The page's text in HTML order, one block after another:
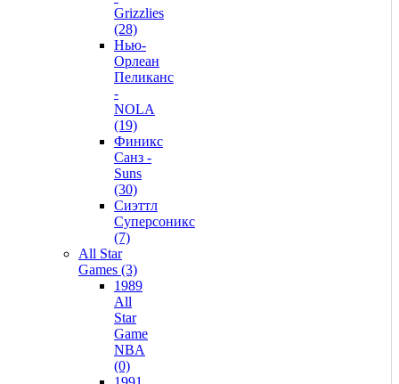
Grizzlies
(28)
Нью-
Орлеан
Пеликанс
-
NOLA
(19)
Финикс
Санз -
Suns
(30)
Сиэттл
Суперсоникс
(7)
All Star
Games (3)
1989
All
Star
Game
NBA
(0)